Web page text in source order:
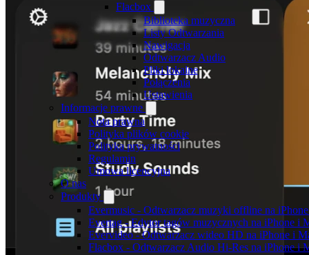
Flacbox
Biblioteka muzyczna
Listy Odtwarzania
Nawigacja
Odtwarzacz Audio
Pliki lokalne
Połączenia
Ustawienia
Informacje prawne
Nota prawna
Polityka plików cookie
Polityka prywatności
Regulamin
Umowa licencyjna
O nas
Produkty
Evermusic - Odtwarzacz muzyki offline na
Evertag - Edytor tagów muzycznych na iPhone i
Evervideo - Odtwarzacz wideo HD na iPhone i
Flacbox - Odtwarzacz Audio Hi-Res na iPhone i